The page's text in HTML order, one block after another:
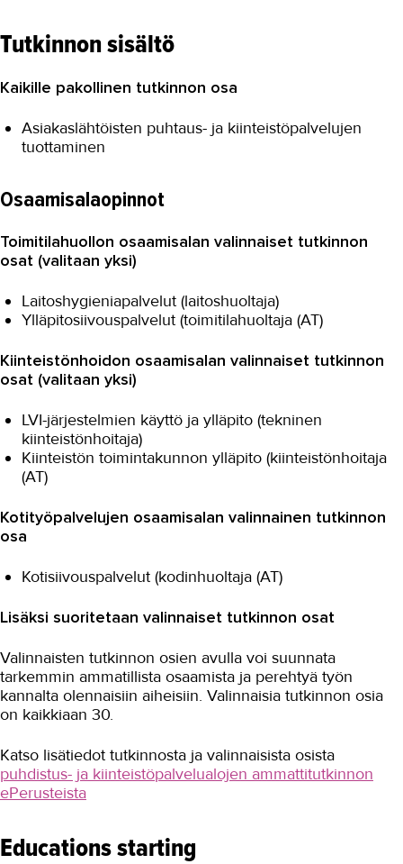
Tutkinnon sisältö
Kaikille pakollinen tutkinnon osa
Asiakaslähtöisten puhtaus- ja kiinteistöpalvelujen
tuottaminen
Osaamisalaopinnot
Toimitilahuollon osaamisalan valinnaiset tutkinnon
osat (valitaan yksi)
Laitoshygieniapalvelut (laitoshuoltaja)
Ylläpitosiivouspalvelut (toimitilahuoltaja (AT)
Kiinteistönhoidon osaamisalan valinnaiset tutkinnon
osat (valitaan yksi)
LVI-järjestelmien käyttö ja ylläpito (tekninen
kiinteistönhoitaja)
Kiinteistön toimintakunnon ylläpito (kiinteistönhoitaja
(AT)
Kotityöpalvelujen osaamisalan valinnainen tutkinnon
osa
Kotisiivouspalvelut (kodinhuoltaja (AT)
Lisäksi suoritetaan valinnaiset tutkinnon osat
Valinnaisten tutkinnon osien avulla voi suunnata
tarkemmin ammatillista osaamista ja perehtyä työn
kannalta olennaisiin aiheisiin. Valinnaisia tutkinnon osia
on kaikkiaan 30.
Katso lisätiedot tutkinnosta ja valinnaisista osista
puhdistus- ja kiinteistöpalvelualojen ammattitutkinnon
ePerusteista
Educations starting